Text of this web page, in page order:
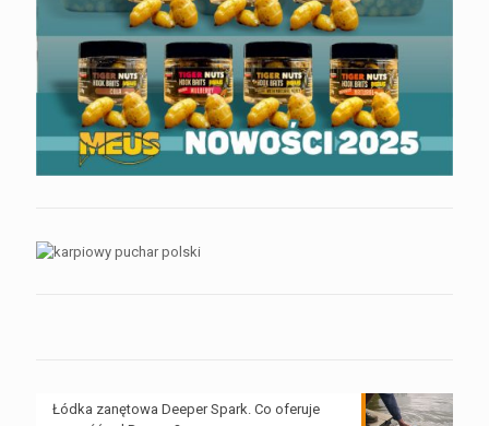
Łódka zanętowa Deeper Spark. Co oferuje